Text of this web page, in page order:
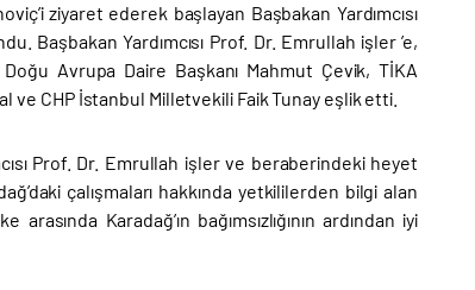
ziyaret ederek başlayan Başbakan Yardımcısı
Başbakan Yardımcısı Prof. Dr. Emrullah işler ’e,
Doğu Avrupa Daire Başkanı Mahmut Çevik, TİKA
CHP İstanbul Milletvekili Faik Tunay eşlik etti.
Prof. Dr. Emrullah işler ve beraberindeki heyet
çalışmaları hakkında yetkililerden bilgi alan
Karadağ’ın bağımsızlığının ardından iyi